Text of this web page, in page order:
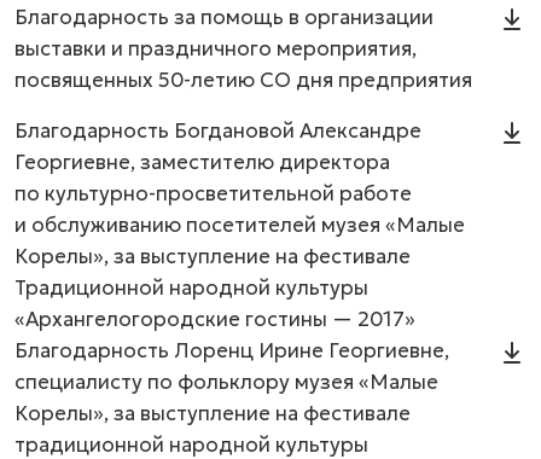
Благодарность за помощь в организации
выставки и праздничного мероприятия,
посвященных 50-летию CO дня предприятия
Благодарность Богдановой Александре
Георгиевне, заместителю директора
по культурно-просветительной работе
и обслуживанию посетителей музея «Малые
Корелы», за выступление на фестивале
Традиционной народной культуры
«Архангелогородские гостины — 2017»
Благодарность Лоренц Ирине Георгиевне,
специалисту по фольклору музея «Малые
Корелы», за выступление на фестивале
традиционной народной культуры